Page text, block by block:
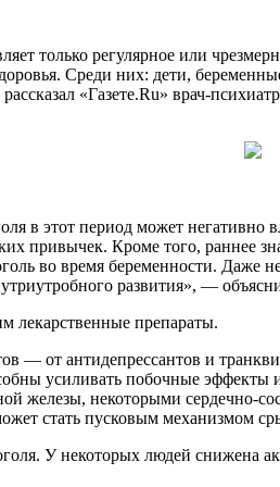
только регулярное или
Среди них: дети,
«Газете.Ru» врач-
в этот период может
привычек. Кроме того, раннее
во время беременности. Даже
развития», —
лекарственные препараты.
— от антидепрессантов и
усиливать побочные
железы, некоторыми сердечно-
стать пусковым механизмом
У некоторых людей снижена